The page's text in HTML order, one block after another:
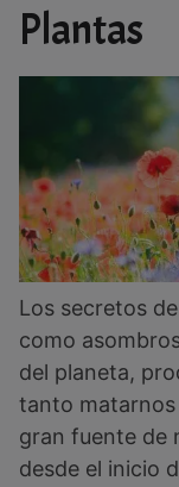
Plantas
Los secretos
como
del planeta,
tanto matarnos
gran fuente de
desde el inicio